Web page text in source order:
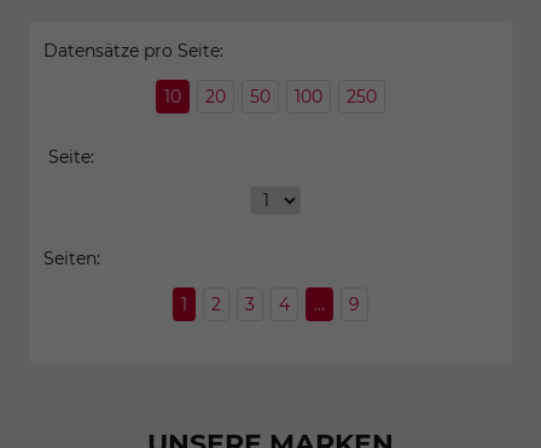
Datensätze pro Seite:
10 20 50 100 250
Seite:
Seiten:
1 2 3 4 ... 9